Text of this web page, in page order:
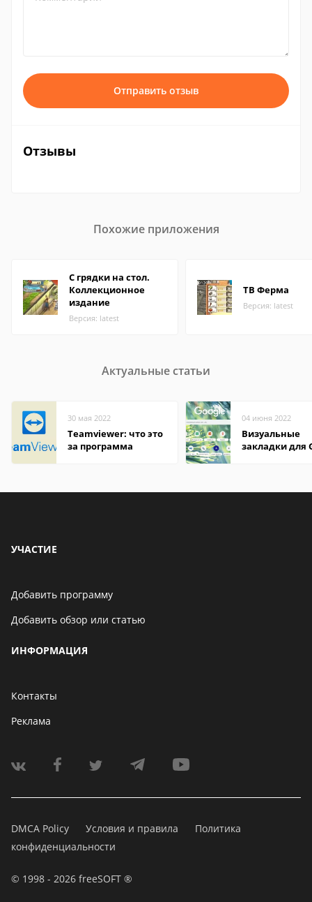
Отправить отзыв
Отзывы
Похожие приложения
С грядки на стол.
Коллекционное
издание
Версия: latest
ТВ Ферма
Версия: latest
Актуальные статьи
30 мая 2022
Teamviewer: что это
за программа
04 июня 2022
Визуальные
закладки для
УЧАСТИЕ
Добавить программу
Добавить обзор или статью
ИНФОРМАЦИЯ
Контакты
Реклама
DMCA Policy Условия и правила
Политика
конфиденциальности
© 1998 - 2026 freeSOFT ®